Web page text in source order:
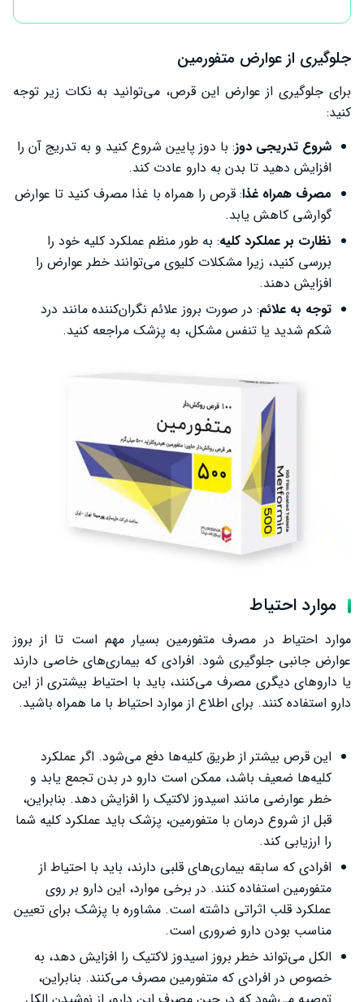
جلوگیری از عوارض متفورمین
برای جلوگیری از عوارض این قرص، می‌توانید به نکات زیر توجه
کنید:
شروع تدریجی دوز: با دوز پایین شروع کنید و به تدریج آن را
افزایش دهید تا بدن به دارو عادت کند.
مصرف همراه غذا: قرص را همراه با غذا مصرف کنید تا عوارض
گوارشی کاهش یابد.
نظارت بر عملکرد کلیه: به طور منظم عملکرد کلیه خود را
بررسی کنید، زیرا مشکلات کلیوی می‌توانند خطر عوارض را
افزایش دهند.
توجه به علائم: در صورت بروز علائم نگران‌کننده مانند درد
شکم شدید یا تنفس مشکل، به پزشک مراجعه کنید.
موارد احتیاط
موارد احتیاط در مصرف متفورمین بسیار مهم است تا از بروز
عوارض جانبی جلوگیری شود. افرادی که بیماری‌های خاصی دارند
یا داروهای دیگری مصرف می‌کنند، باید با احتیاط بیشتری از این
دارو استفاده کنند. برای اطلاع از موارد احتیاط با ما همراه باشید.
این قرص بیشتر از طریق کلیه‌ها دفع می‌شود. اگر عملکرد
کلیه‌ها ضعیف باشد، ممکن است دارو در بدن تجمع یابد و
خطر عوارضی مانند اسیدوز لاکتیک را افزایش دهد. بنابراین،
قبل از شروع درمان با متفورمین، پزشک باید عملکرد کلیه شما
را ارزیابی کند.
افرادی که سابقه بیماری‌های قلبی دارند، باید با احتیاط از
متفورمین استفاده کنند. در برخی موارد، این دارو بر روی
عملکرد قلب اثراتی داشته است. مشاوره با پزشک برای تعیین
مناسب بودن دارو ضروری است.
الکل می‌تواند خطر بروز اسیدوز لاکتیک را افزایش دهد، به
خصوص در افرادی که متفورمین مصرف می‌کنند. بنابراین،